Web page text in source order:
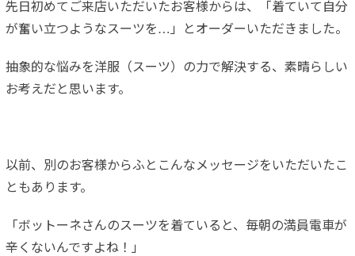
先日初めてご来店いただいたお客様からは、「着ていて自分
が奮い立つようなスーツを…」とオーダーいただきました。
抽象的な悩みを洋服（スーツ）の力で解決する、素晴らしい
お考えだと思います。
以前、別のお客様からふとこんなメッセージをいただいたこ
ともあります。
「ボットーネさんのスーツを着ていると、毎朝の満員電車が
辛くないんですよね！」